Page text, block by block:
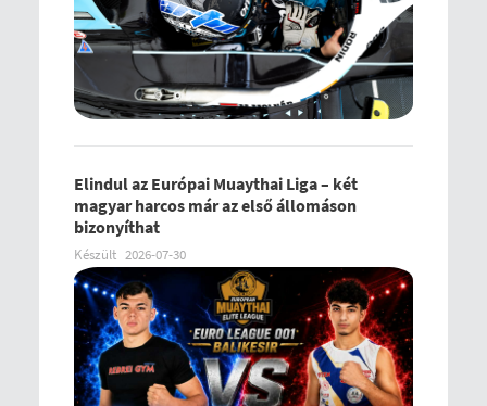
Elindul az Európai Muaythai Liga – két
magyar harcos már az első állomáson
bizonyíthat
Készült 2026-07-30